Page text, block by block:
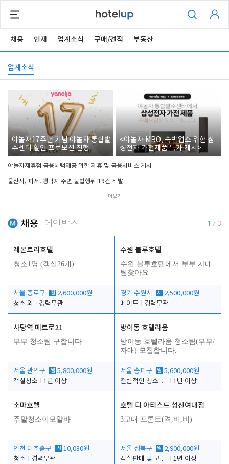
채용 인재 업계소식 구매/견적 부동산
업계소식
야놀자17주년 기념 야놀자 통합발
주센터 할인 프로모션 진행
<야놀자 MRO, 숙박업소 위한 삼
성전자 가전제품 특가 개시>
야놀자제휴점 금융혜택제공 위한 제휴 및 금융서비스 게시
울산시, 피서․행락지 주변 불법행위 19건 적발
더보기
채용 메인박스 1 / 3
레몬트리호텔
청소1명 (객실26개)
서울 종로구 월 2,600,000원
청소 외
경력무관
수원 블루호텔
수원 블루호텔에서 부부 자매
팀찾아요
경기 수원시 시
2,500,000원
메이드
경력무관
사당역 메트로21
부부 청소팀 구합니다
서울 관악구 월 5,800,000원
객실청소
1년 이상
방이동 호텔라움
방이동 호텔라움 청소팀(부부/
자매) 모집합니다.
서울 송파구 월 5,600,000원
전반적인 청소 업무(객실청소.객실정리)
1년 이상
소마호텔
주말청소이모알바
인천 미추홀구 시 10,030원
청소
경력무관
호텔 디 아티스트 성신여대점
3교대 프론트(격,비,비)
서울 성북구 월 2,900,000원
객실판매 및 고객응대
1년 이상